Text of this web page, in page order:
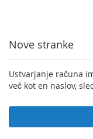
Nove stranke
Ustvarjanje računa
več kot en naslov,